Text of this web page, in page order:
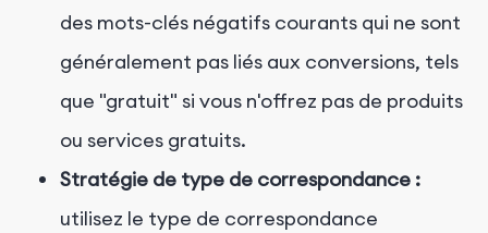
des mots-clés négatifs courants qui ne sont
généralement pas liés aux conversions, tels
que "gratuit" si vous n'offrez pas de produits
ou services gratuits.
Stratégie de type de correspondance :
utilisez le type de correspondance